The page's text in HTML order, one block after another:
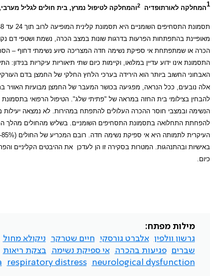
1המחלקה לאורתופדיה 2והמחלקה לטיפול נמרץ, בית חולים לגליל
מאופיינת בהתפתחות הפרעות בדרגות שונות במצב הכרה, נשמת ושטפי דם
הכרה או שמתפתחת אי ספיקת נשימה חדה המצריכה סיוע נשימתי דחוף –
התסמונת אינו ידוע עדיין במלואו, וקיימות כיום שתי תיאוריות עיקריות
האבחוני החשוב ביותר הוא הירידה בערכי הלחץ החלקי של החמצן בדם
אלה נובעים, ככל הנראה, מפגיעה בכושר המעבר של החמצן מבועיות
להבחין בצילומי בית החזה במראה של "פתיתי שלג". הטיפול הרפואי
הנשימה ובמצבי חוסר ההכרה העלולים להתפתח במהירות. לא נמצאה יעילות
להפחתת התחלואה בתסמונת התסחיפים השומניים. בשליש מהחולים מהלך
באישיות ובהתנהגות. המטרות בסקירה זו הן לעדכן
את ההיבטים הקליניים
כיום.
מילות מפתח:
גרשון וולפין אלברט גורסקי חיים שטרקר ניקולא מחול
שברים
פגיעות בהכרה אי ספיקת נשימה בצקת ריאות
neurological dysfunction
respiratory distress